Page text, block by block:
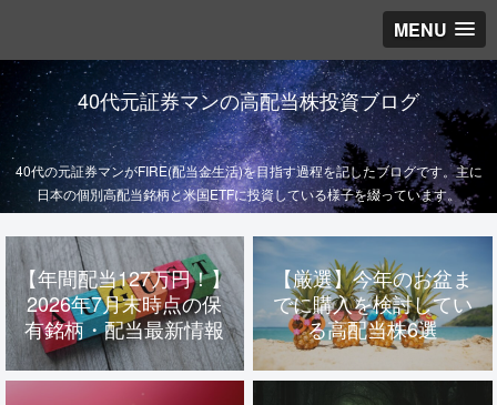
MENU
40代元証券マンの高配当株投資ブログ
40代の元証券マンがFIRE(配当金生活)を目指す過程を記したブログです。主に
日本の個別高配当銘柄と米国ETFに投資している様子を綴っています。
【年間配当127万円！】
2026年7月末時点の保
有銘柄・配当最新情報
【厳選】今年のお盆ま
でに購入を検討してい
る高配当株6選